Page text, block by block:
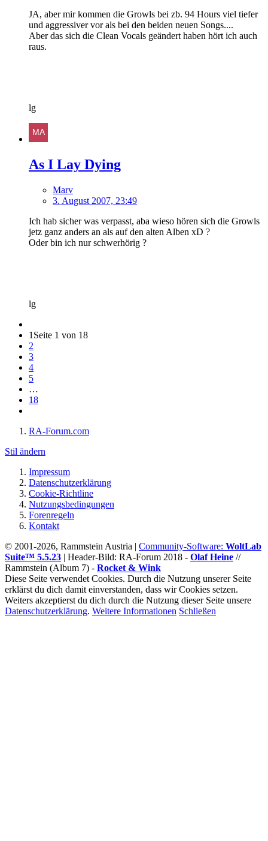
JA, aber mir kommen die Growls bei zb. 94 Hours viel tiefer
und aggressiver vor als bei den beiden neuen Songs....
Aber das sich die Clean Vocals geändert haben hört ich auch
raus.
lg
As I Lay Dying
Marv
3. August 2007, 23:49
Ich hab sicher was verpasst, aba wieso hören sich die Growls
jetz ganz anders an als auf den alten Alben xD ?
Oder bin ich nur schwerhörig ?
lg
1 Seite 1 von 18
2
3
4
5
…
18
RA-Forum.com
Stil ändern
Impressum
Datenschutzerklärung
Cookie-Richtline
Nutzungsbedingungen
Forenregeln
Kontakt
© 2001-2026, Rammstein Austria | Community-Software: WoltLab
Suite™ 5.5.23 | Header-Bild: RA-Forum 2018 - Olaf Heine //
Rammstein (Album 7) - Rocket & Wink
Diese Seite verwendet Cookies. Durch die Nutzung unserer Seite
erklärst du dich damit einverstanden, dass wir Cookies setzen.
Weiters akzeptierst du dich durch die Nutzung dieser Seite unsere
Datenschutzerklärung. Weitere Informationen Schließen